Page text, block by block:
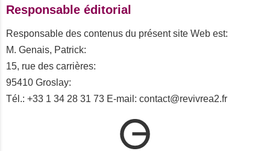
Responsable éditorial
Responsable des contenus du présent site Web est:
M. Genais, Patrick:
15, rue des carrières:
95410 Groslay:
Tél.: +33 1 34 28 31 73 E-mail: contact@revivrea2.fr